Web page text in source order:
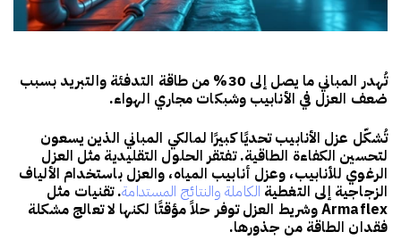
تُهدر المباني ما يصل إلى 30% من طاقة التدفئة والتبريد بسبب
ضعف العزل في الأنابيب وشبكات مجاري الهواء.
تُشكّل عزل الأنابيب تحديًا كبيرًا لمالكي المباني الذين يسعون
لتحسين الكفاءة الطاقية. تفتقر الحلول التقليدية مثل العزل
الرغوي للأنابيب، وعزل أنابيب المياه، والعزل باستخدام الألياف
الزجاجية إلى التغطية الكاملة والنتائج المستدامة. تقنيات مثل
Armaflexوشريط العزل توفر حلاً مؤقتًا لكنها لا تعالج مشكلة
فقدان الطاقة من جذورها.